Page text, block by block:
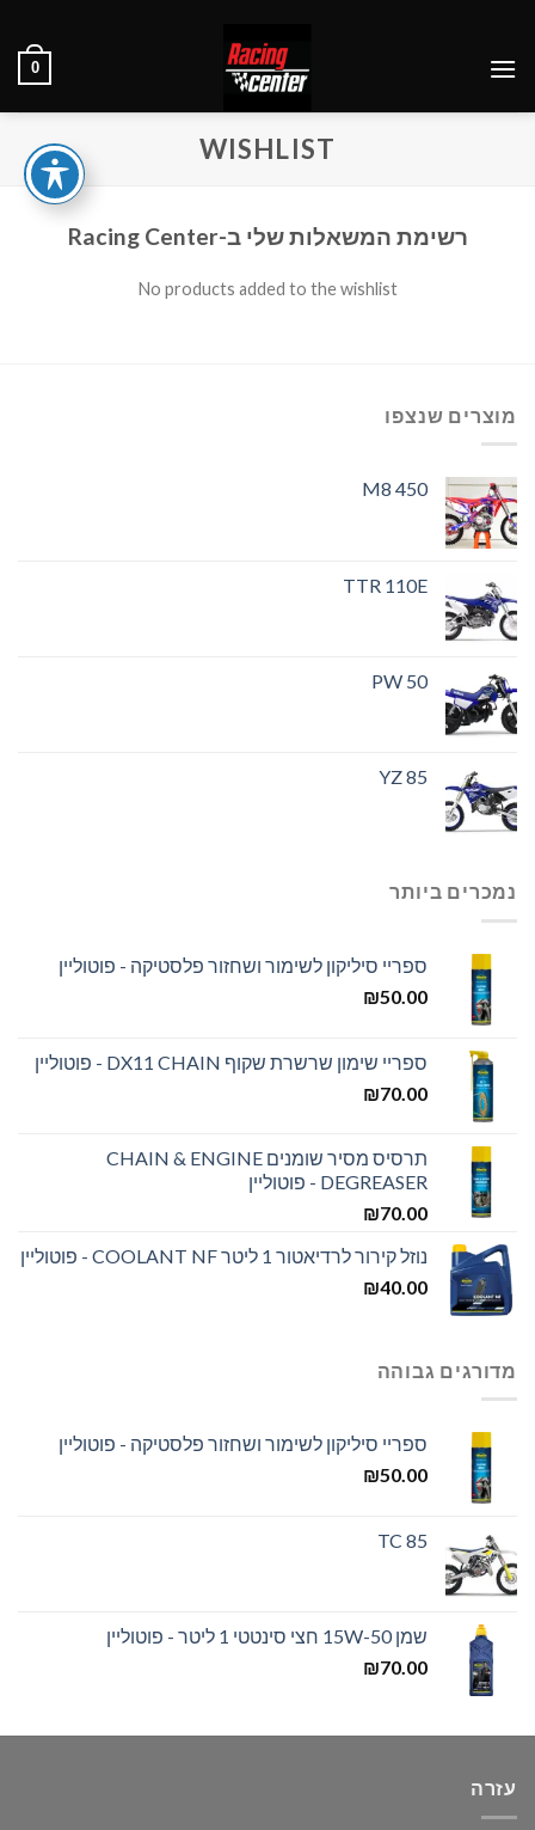
content
0
WISHLIST
רשימת המשאלות שלי ב-Racing Center
No products added to the wishlist
מוצרים שנצפו
M8 450
TTR 110E
PW 50
YZ 85
נמכרים ביותר
ספריי סיליקון לשימור ושחזור פלסטיקה - פוטוליין
₪50.00
ספריי שימון שרשרת שקוף DX11 CHAIN - פוטוליין
₪70.00
תרסיס מסיר שומנים CHAIN & ENGINE
DEGREASER - פוטוליין
₪70.00
נוזל קירור לרדיאטור 1 ליטר COOLANT NF - פוטוליין
₪40.00
מדורגים גבוהה
ספריי סיליקון לשימור ושחזור פלסטיקה - פוטוליין
₪50.00
TC 85
שמן 15W-50 חצי סינטטי 1 ליטר - פוטוליין
₪70.00
עזרה